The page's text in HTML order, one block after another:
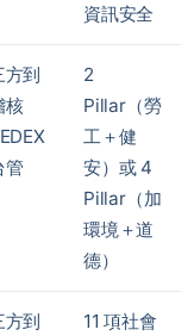
資訊安全
方到
核
管
2
Pillar（勞
工＋健
安）或 4
Pillar（加
環境＋道
德）
方到
11 項社會